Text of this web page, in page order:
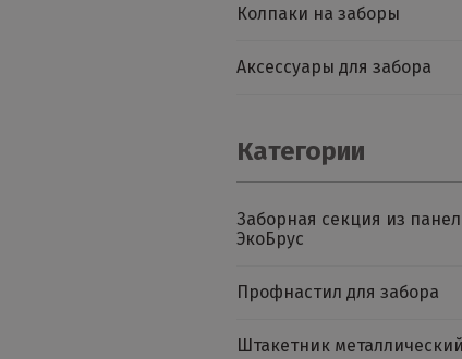
Колпаки на заборы
Аксессуары для забора
Категории
Заборная секция из
ЭкоБрус
Профнастил для забора
Штакетник металлический